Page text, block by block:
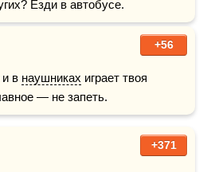
Езди в автобусе.
+56
в наушниках
— не запеть.
+371